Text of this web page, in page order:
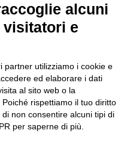
– 18:10
alcuni
visitatori e
partner utilizziamo i cookie e
ed elaborare i dati
al sito web o la
rispettiamo il tuo diritto
non consentire alcuni tipi di
per saperne di più.